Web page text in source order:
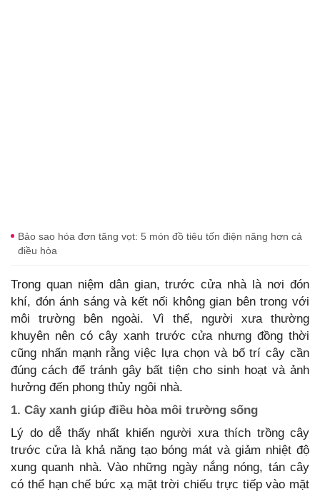
Bảo sao hóa đơn tăng vọt: 5 món đồ tiêu tốn điện năng hơn cả
điều hòa
Trong quan niệm dân gian, trước cửa nhà là nơi đón
khí, đón ánh sáng và kết nối không gian bên trong với
môi trường bên ngoài. Vì thế, người xưa thường
khuyên nên có cây xanh trước cửa nhưng đồng thời
cũng nhấn mạnh rằng việc lựa chọn và bố trí cây cần
đúng cách để tránh gây bất tiện cho sinh hoạt và ảnh
hưởng đến phong thủy ngôi nhà.
1. Cây xanh giúp điều hòa môi trường sống
Lý do dễ thấy nhất khiến người xưa thích trồng cây
trước cửa là khả năng tạo bóng mát và giảm nhiệt độ
xung quanh nhà. Vào những ngày nắng nóng, tán cây
có thể hạn chế bức xạ mặt trời chiếu trực tiếp vào mặt